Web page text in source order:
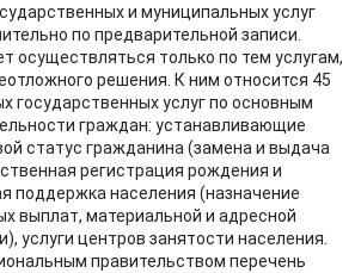
и муниципальных услуг
по предварительной записи.
осуществляться только по тем услугам,
решения. К ним относится 45
государственных услуг по основным
граждан: устанавливающие
статус гражданина (замена и выдача
регистрация рождения и
поддержка населения (назначение
выплат, материальной и адресной
услуги центров занятости населения.
правительством перечень